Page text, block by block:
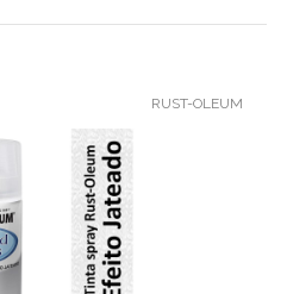
RUST-OLEUM